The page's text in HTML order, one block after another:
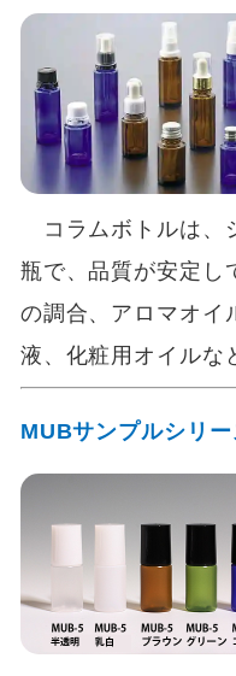
コラムボトルは、
瓶で、品質が安定
の調合、アロマオイ
液、化粧用オイルな
MUBサンプルシリー